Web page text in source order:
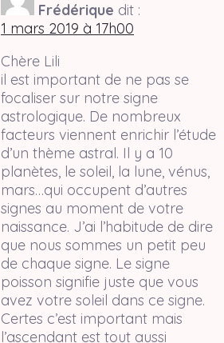
Frédérique dit :
1 mars 2019 à 17h00
Chère Lili
il est important de ne pas se
focaliser sur notre signe
astrologique. De nombreux
facteurs viennent enrichir l’étude
d’un thème astral. Il y a 10
planètes, le soleil, la lune, vénus,
mars…qui occupent d’autres
signes au moment de votre
naissance. J’ai l’habitude de dire
que nous sommes un petit peu
de chaque signe. Le signe
poisson signifie juste que vous
avez votre soleil dans ce signe.
Certes c’est important mais
l’ascendant est tout aussi